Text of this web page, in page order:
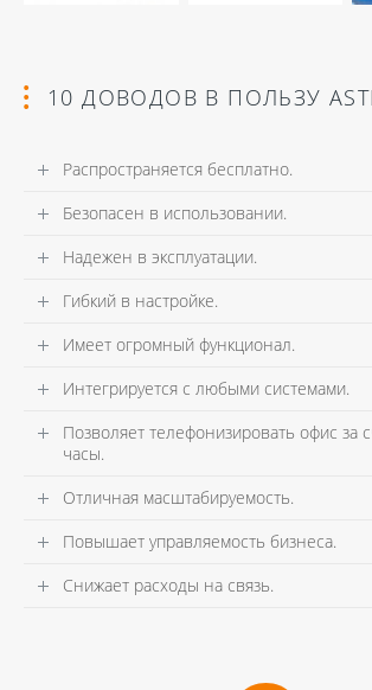
10 ДОВОДОВ В ПОЛЬЗУ
Распространяется бесплатно.
Безопасен в использовании.
Надежен в эксплуатации.
Гибкий в настройке.
Имеет огромный функционал.
Интегрируется с любыми системами.
Позволяет телефонизировать офис за
часы.
Отличная масштабируемость.
Повышает управляемость бизнеса.
Снижает расходы на связь.